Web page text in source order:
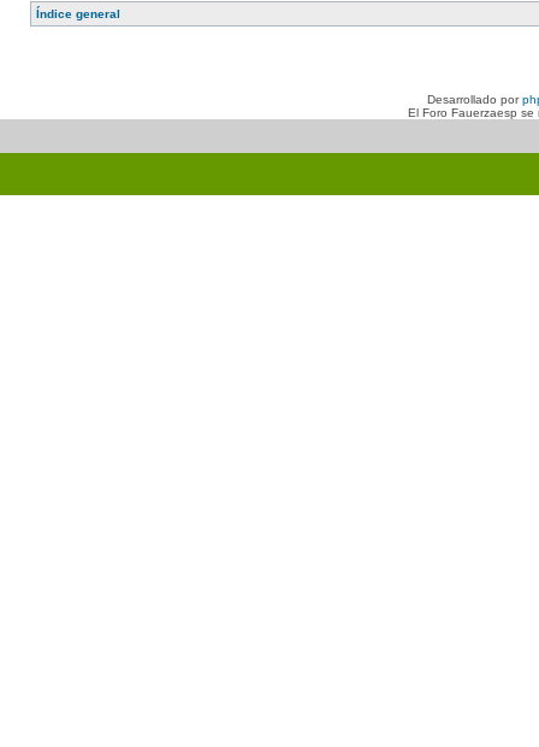
Índice general
Desarrollado por
El Foro Fauerzaesp